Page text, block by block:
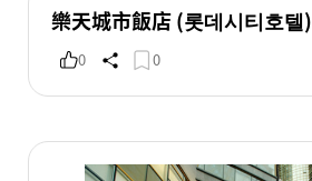
樂天城市飯店 (롯데시티호텔)
0 0